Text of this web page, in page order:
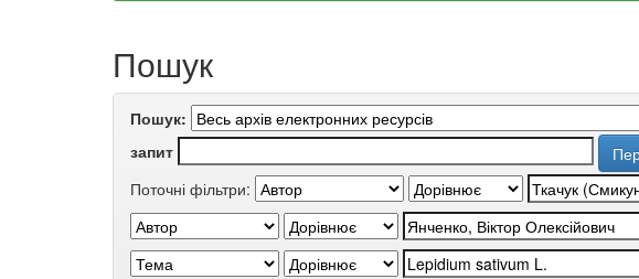
Пошук
Пошук:
запит
Поточні фільтри: